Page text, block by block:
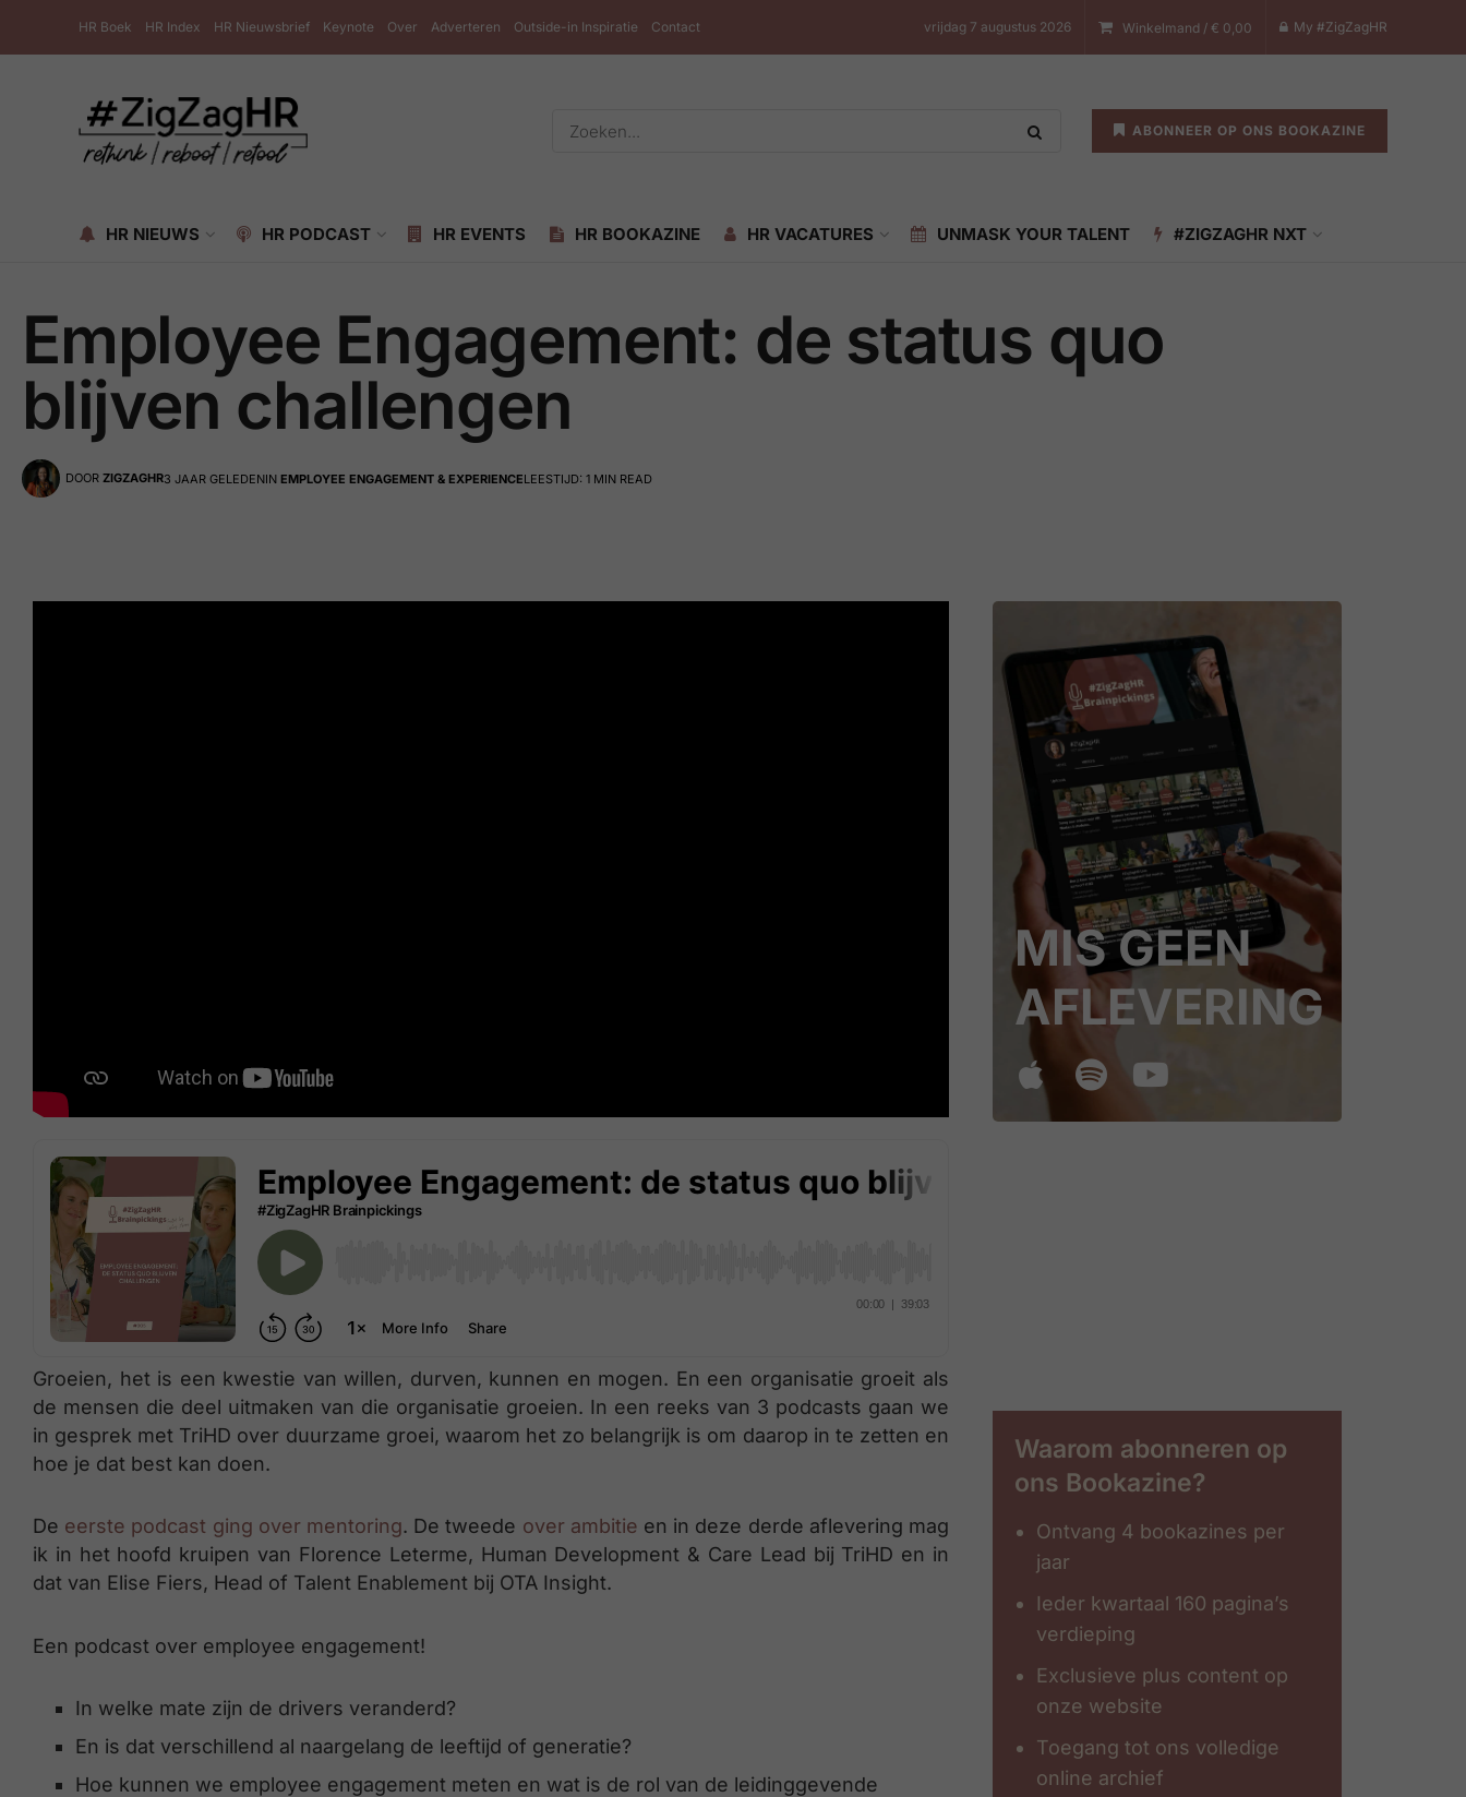
HR Boek HR Index HR Nieuwsbrief Keynote Over Adverteren Outside-in Inspiratie Contact vrijdag 7 augustus 2026 Winkelmand / € 0,00 My #ZigZagHR
ABONNEER OP ONS BOOKAZINE
HR NIEUWS HR PODCAST HR EVENTS HR BOOKAZINE HR VACATURES UNMASK YOUR TALENT #ZIGZAGHR NXT
Employee Engagement: de status quo
blijven challengen
DOOR ZIGZAGHR3 JAAR GELEDENIN EMPLOYEE ENGAGEMENT & EXPERIENCELEESTIJD: 1 MIN READ
Groeien, het is een kwestie van willen, durven, kunnen en mogen. En een organisatie groeit als
de mensen die deel uitmaken van die organisatie groeien. In een reeks van 3 podcasts gaan we
in gesprek met TriHD over duurzame groei, waarom het zo belangrijk is om daarop in te zetten en
hoe je dat best kan doen.
De eerste podcast ging over mentoring. De tweede over ambitie en in deze derde aflevering mag
ik in het hoofd kruipen van Florence Leterme, Human Development & Care Lead bij TriHD en in
dat van Elise Fiers, Head of Talent Enablement bij OTA Insight.
Een podcast over employee engagement!
In welke mate zijn de drivers veranderd?
En is dat verschillend al naargelang de leeftijd of generatie?
Hoe kunnen we employee engagement meten en wat is de rol van de leidinggevende
MIS GEEN
AFLEVERING
Waarom abonneren op
ons Bookazine?
Ontvang 4 bookazines per
jaar
Ieder kwartaal 160 pagina’s
verdieping
Exclusieve plus content op
onze website
Toegang tot ons volledige
online archief